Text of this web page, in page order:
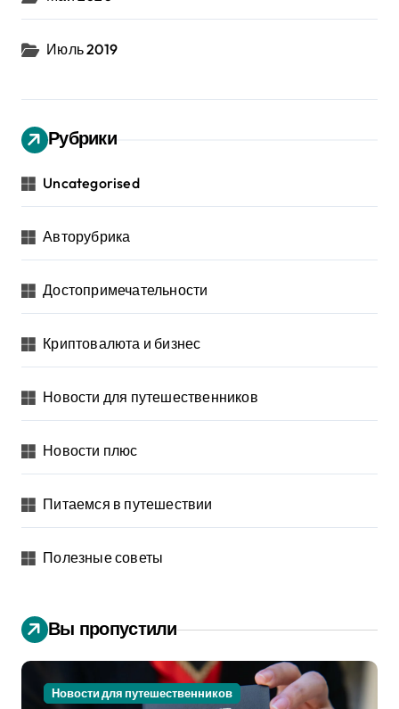
Июль 2019
Рубрики
Uncategorised
Авторубрика
Достопримечательности
Криптовалюта и бизнес
Новости для путешественников
Новости плюс
Питаемся в путешествии
Полезные советы
Вы пропустили
Новости для путешественников